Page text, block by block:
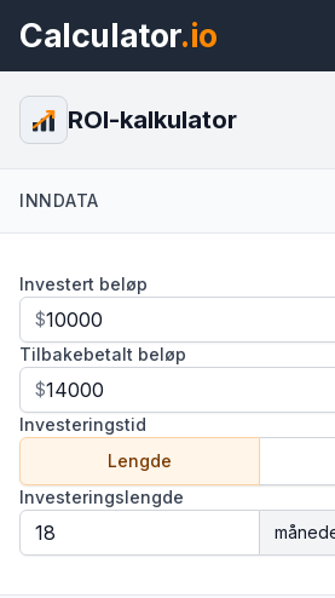
Calculator.io
Widget
ROI-kalkulator
INNDATA
Investert beløp
$
Tilbakebetalt beløp
$
Investeringstid
Lengde
Investeringslengde